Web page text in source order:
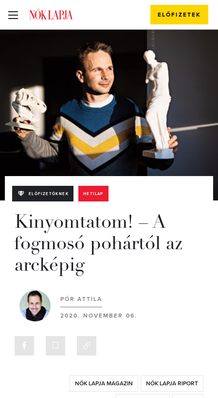
ELŐFIZETEK
ELŐFIZETŐKNEK HETILAP
Kinyomtatom! – A
fogmosó pohártól az
arcképig
PÓR ATTILA
2020. NOVEMBER 06.
NŐK LAPJA MAGAZIN NŐK LAPJA RIPORT